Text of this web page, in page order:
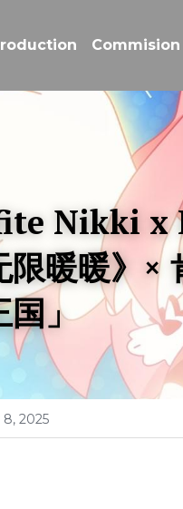
Commision
Nikki x
限暖暖》×
国」
2025